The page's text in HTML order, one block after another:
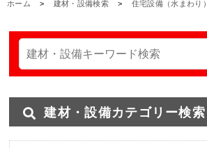
ホーム > 建材・設備検索 > 住宅設備（水まわり）
建材・設備カテゴリー検索